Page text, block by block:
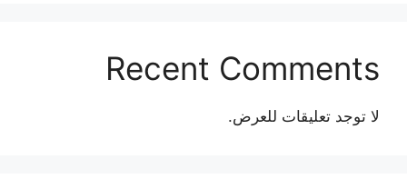
Recent Comments
لا توجد تعليقات للعرض.